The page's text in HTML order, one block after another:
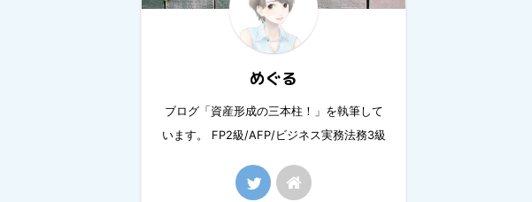
めぐる
ブログ「資産形成の三本柱！」を執筆して
います。 FP2級/AFP/ビジネス実務法務3級